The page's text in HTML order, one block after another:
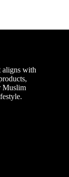
aligns with
Muslim